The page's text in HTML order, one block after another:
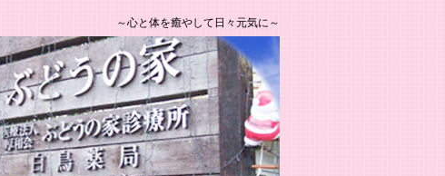
～心と体を癒やして日々元気に～